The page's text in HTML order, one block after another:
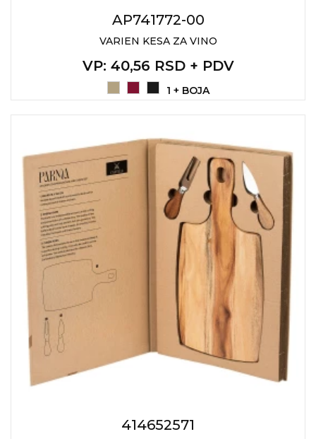
AP741772-00
VARIEN KESA ZA VINO
VP: 40,56 RSD + PDV
1 + BOJA
414652571